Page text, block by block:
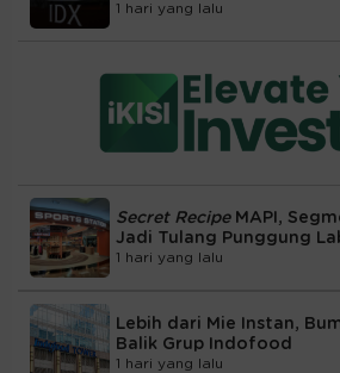
1 hari yang lalu
Secret RecipeMAPI,
Jadi Tulang Punggung
1 hari yang lalu
Lebih dari Mie Instan,
Balik Grup Indofood
1 hari yang lalu